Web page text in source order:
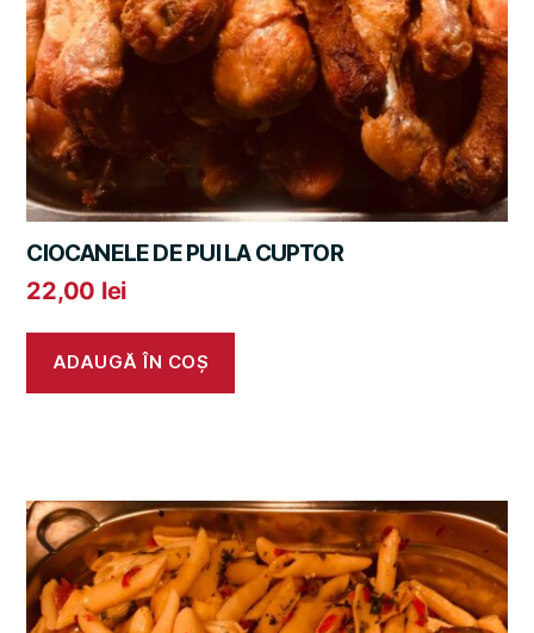
CIOCANELE DE PUI LA CUPTOR
22,00 lei
ADAUGĂ ÎN COȘ